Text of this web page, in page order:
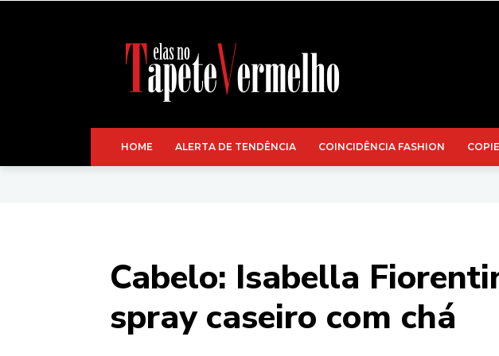
HOME ALERTA DE TENDÊNCIA COINCIDÊNCIA FASHION
Cabelo: Isabella
spray caseiro com chá